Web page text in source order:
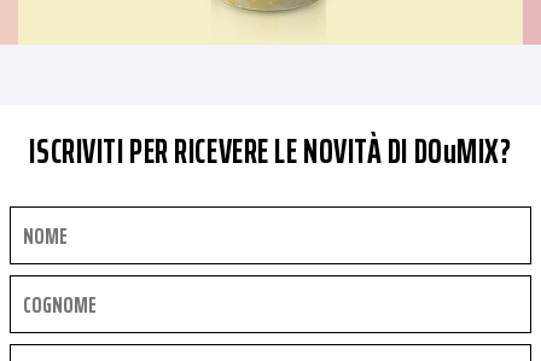
ISCRIVITI PER RICEVERE LE NOVITÀ DI DOuMIX?